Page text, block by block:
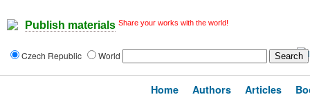
Publish materials Share your works with the world!
Czech Republic World
Home Authors Articles